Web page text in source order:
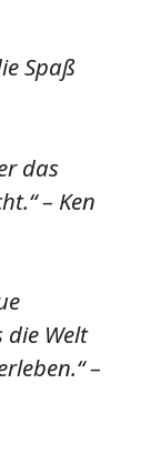
Spaß
das
– Ken
Welt
–